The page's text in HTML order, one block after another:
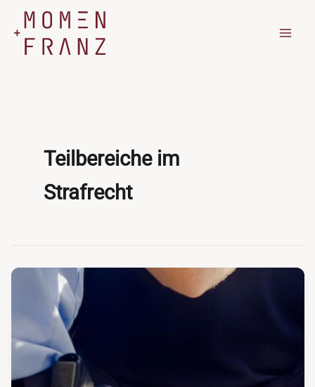
Inhalt
springen
Teilbereiche im
Strafrecht